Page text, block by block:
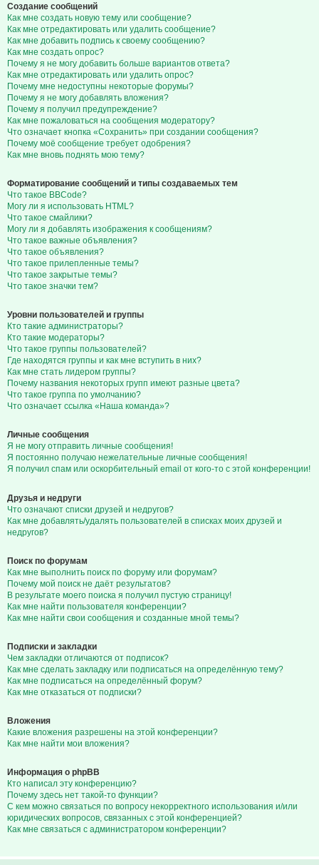
Создание сообщений
Как мне создать новую тему или сообщение?
Как мне отредактировать или удалить сообщение?
Как мне добавить подпись к своему сообщению?
Как мне создать опрос?
Почему я не могу добавить больше вариантов ответа?
Как мне отредактировать или удалить опрос?
Почему мне недоступны некоторые форумы?
Почему я не могу добавлять вложения?
Почему я получил предупреждение?
Как мне пожаловаться на сообщения модератору?
Что означает кнопка «Сохранить» при создании сообщения?
Почему моё сообщение требует одобрения?
Как мне вновь поднять мою тему?
Форматирование сообщений и типы создаваемых тем
Что такое BBCode?
Могу ли я использовать HTML?
Что такое смайлики?
Могу ли я добавлять изображения к сообщениям?
Что такое важные объявления?
Что такое объявления?
Что такое прилепленные темы?
Что такое закрытые темы?
Что такое значки тем?
Уровни пользователей и группы
Кто такие администраторы?
Кто такие модераторы?
Что такое группы пользователей?
Где находятся группы и как мне вступить в них?
Как мне стать лидером группы?
Почему названия некоторых групп имеют разные цвета?
Что такое группа по умолчанию?
Что означает ссылка «Наша команда»?
Личные сообщения
Я не могу отправить личные сообщения!
Я постоянно получаю нежелательные личные сообщения!
Я получил спам или оскорбительный email от кого-то с этой конференции!
Друзья и недруги
Что означают списки друзей и недругов?
Как мне добавлять/удалять пользователей в списках моих друзей и
недругов?
Поиск по форумам
Как мне выполнить поиск по форуму или форумам?
Почему мой поиск не даёт результатов?
В результате моего поиска я получил пустую страницу!
Как мне найти пользователя конференции?
Как мне найти свои сообщения и созданные мной темы?
Подписки и закладки
Чем закладки отличаются от подписок?
Как мне сделать закладку или подписаться на определённую тему?
Как мне подписаться на определённый форум?
Как мне отказаться от подписки?
Вложения
Какие вложения разрешены на этой конференции?
Как мне найти мои вложения?
Информация о phpBB
Кто написал эту конференцию?
Почему здесь нет такой-то функции?
С кем можно связаться по вопросу некорректного использования и/или
юридических вопросов, связанных с этой конференцией?
Как мне связаться с администратором конференции?